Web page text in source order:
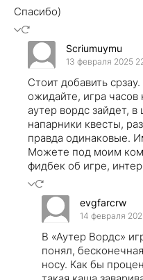
Спасибо)
Scriumuymu
13 февраля 2025
Стоит добавить
ожидайте, игра часов
аутер вордс зайдет,
напарники квесты,
правда одинаковые.
Можете под моим
фидбек об игре,
evgfarcrw
14 февраля
В «Аутер Вордс»
понял,
носу. Как бы